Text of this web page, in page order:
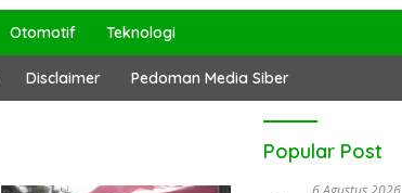
Otomotif Teknologi
Disclaimer Pedoman Media Siber
Popular Post